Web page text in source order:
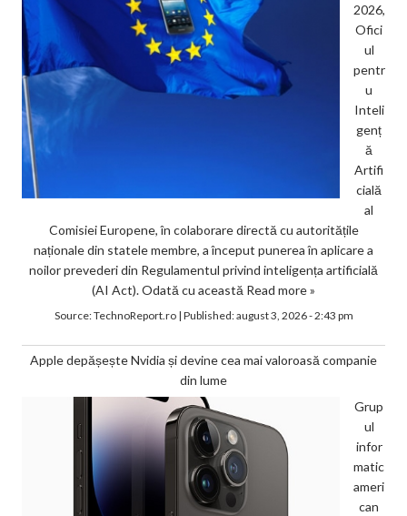
2026,
Ofici
ul
pentr
u
Inteli
genț
ă
Artifi
cială
al
Comisiei Europene, în colaborare directă cu autoritățile
naționale din statele membre, a început punerea în aplicare a
noilor prevederi din Regulamentul privind inteligența artificială
(AI Act). Odată cu această Read more »
Source:TechnoReport.ro| Published:august 3, 2026 - 2:43 pm
Apple depășește Nvidia și devine cea mai valoroasă companie
din lume
Grup
ul
infor
matic
ameri
can